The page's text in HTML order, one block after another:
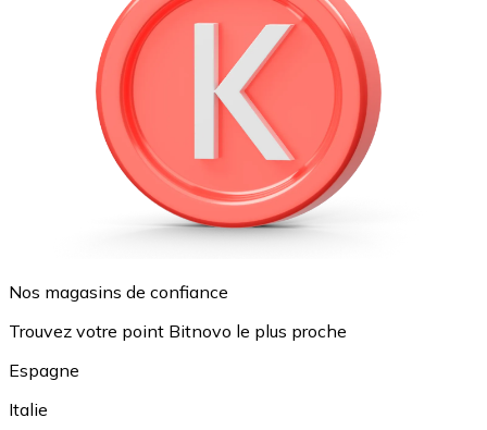
Nos magasins de confiance
Trouvez votre point Bitnovo le plus proche
Espagne
Italie